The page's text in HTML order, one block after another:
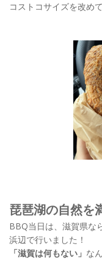
コストコサイズを改め
琵琶湖の自然を
BBQ当日は、滋賀県な
浜辺で行いました！
「滋賀は何もない」 な